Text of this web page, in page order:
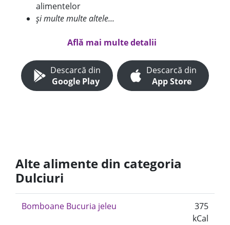
alimentelor
și multe multe altele...
Află mai multe detalii
Descarcă din
Google Play
Descarcă din
App Store
Alte alimente din categoria
Dulciuri
Bomboane Bucuria jeleu
375
kCal